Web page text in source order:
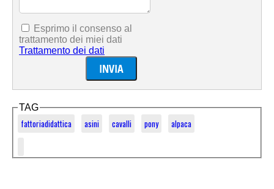
Esprimo il consenso al
trattamento dei miei dati
Trattamento dei dati
TAG
fattoriadidattica asini cavalli pony alpaca